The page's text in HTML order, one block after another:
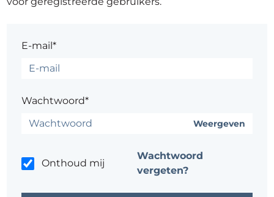
E-mail*
Wachtwoord*
Weergeven
Onthoud mij
Wachtwoord
vergeten?